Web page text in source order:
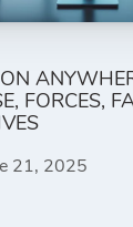
FORCES,
21, 2025